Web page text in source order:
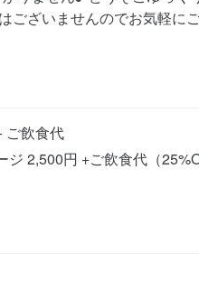
ございませんのでお気軽に
ご飲食代
2,500円 +ご飲食代（